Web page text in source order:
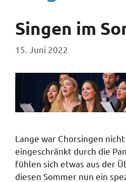
Singen im
15. Juni 2022
Lange war Chorsingen
eingeschränkt durch die
fühlen sich etwas aus der
diesen Sommer nun ein